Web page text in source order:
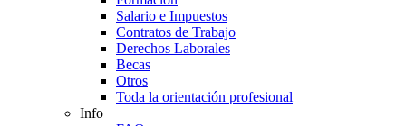
Salario e Impuestos
Contratos de Trabajo
Derechos Laborales
Becas
Otros
Toda la orientación profesional
Info